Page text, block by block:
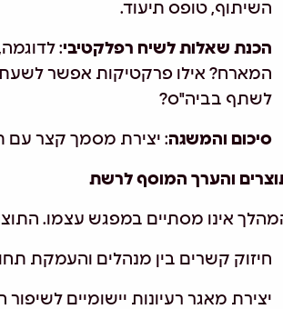
השיתוף, טופס תיעוד.
הכנת שאלות לשיח רפלקטיבי:
המארח? אילו פרקטיקות אפשר
לשתף בביה"ס?
סיכום והמשגה: יצירת מסמך קצר עם
והערך המוסף לרשת
אינו מסתיים במפגש עצמו.
חיזוק קשרים בין מנהלים והעמקת
יצירת מאגר רעיונות יישומיים